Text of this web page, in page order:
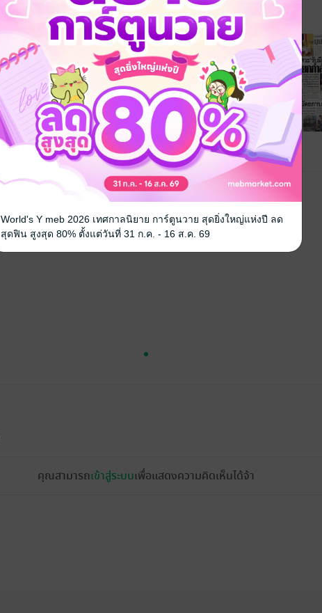
คุณสามารถเข้าสู่ระบบเพื่อแสดงความคิดเห็นได้จ้า
World's Y meb 2026 เทศกาลนิยาย การ์ตูนวาย สุดยิ่งใหญ่แห่งปี ลด
สุดฟิน สูงสุด 80% ตั้งแต่วันที่ 31 ก.ค. - 16 ส.ค. 69